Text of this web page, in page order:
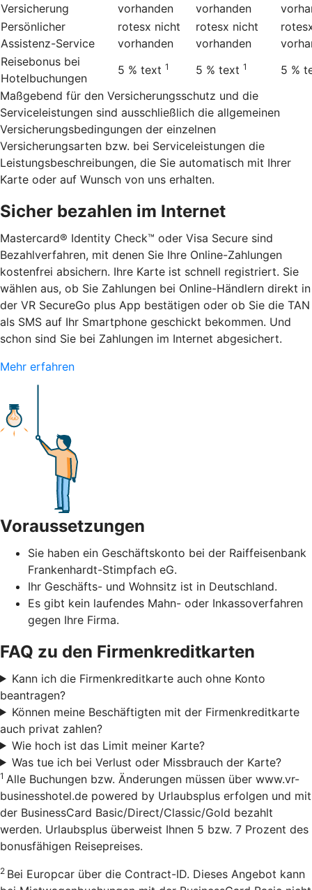
Versicherung
vorhanden
vorhanden
Persönlicher
Assistenz-Service
rotesx nicht
vorhanden
rotesx nicht
vorhanden
Reisebonus bei
Hotelbuchungen
5 % text 1 5 % text 1 5 %
Maßgebend für den Versicherungsschutz und die
Serviceleistungen sind ausschließlich die allgemeinen
Versicherungsbedingungen der einzelnen
Versicherungsarten bzw. bei Serviceleistungen die
Leistungsbeschreibungen, die Sie automatisch mit Ihrer
Karte oder auf Wunsch von uns erhalten.
Sicher bezahlen im Internet
Mastercard® Identity Check™ oder Visa Secure sind
Bezahlverfahren, mit denen Sie Ihre Online-Zahlungen
kostenfrei absichern. Ihre Karte ist schnell registriert. Sie
wählen aus, ob Sie Zahlungen bei Online-Händlern direkt in
der VR SecureGo plus App bestätigen oder ob Sie die TAN
als SMS auf Ihr Smartphone geschickt bekommen. Und
schon sind Sie bei Zahlungen im Internet abgesichert.
Mehr erfahren
Voraussetzungen
Sie haben ein Geschäftskonto bei der Raiffeisenbank
Frankenhardt-Stimpfach eG.
Ihr Geschäfts- und Wohnsitz ist in Deutschland.
Es gibt kein laufendes Mahn- oder Inkassoverfahren
gegen Ihre Firma.
FAQ zu den Firmenkreditkarten
Kann ich die Firmenkreditkarte auch ohne Konto
beantragen?
Können meine Beschäftigten mit der Firmenkreditkarte
auch privat zahlen?
Wie hoch ist das Limit meiner Karte?
Was tue ich bei Verlust oder Missbrauch der Karte?
1 Alle Buchungen bzw. Änderungen müssen über www.vr-
businesshotel.de powered by Urlaubsplus erfolgen und mit
der BusinessCard Basic/Direct/Classic/Gold bezahlt
werden. Urlaubsplus überweist Ihnen 5 bzw. 7 Prozent des
bonusfähigen Reisepreises.
2 Bei Europcar über die Contract-ID. Dieses Angebot kann